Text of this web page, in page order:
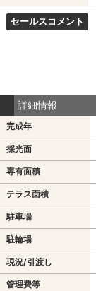
セールスコメント
詳細情報
完成年
採光面
専有面積
テラス面積
駐車場
駐輪場
現況/引渡し
管理費等